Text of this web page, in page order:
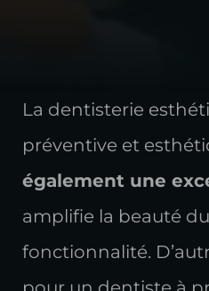
La dentisterie
préventive et
également une
amplifie la beauté
fonctionnalité.